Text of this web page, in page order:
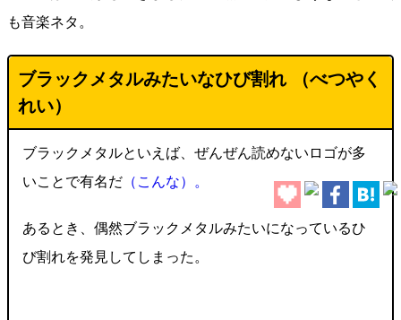
も音楽ネタ。
ブラックメタルみたいなひび割れ （べつやく
れい）
ブラックメタルといえば、ぜんぜん読めないロゴが多
いことで有名だ （こんな）。
あるとき、偶然ブラックメタルみたいになっているひ
び割れを発見してしまった。